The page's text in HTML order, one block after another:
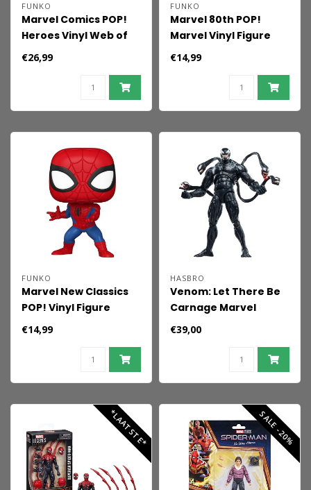
FUNKO
Marvel Comics POP!
Heroes Vinyl Web of
Spider-man #8 9 cm
€26,99
FUNKO
Marvel 80th POP!
Marvel Vinyl Figure
Spider-Man (First
€14,99
FUNKO
Marvel New Classics
POP! Vinyl Figure
Spider-Man 9 cm
€14,99
HASBRO
Venom: Let There Be
Carnage Marvel
Legends Action Figure
€39,00
*LAATSTE* SALE -20%